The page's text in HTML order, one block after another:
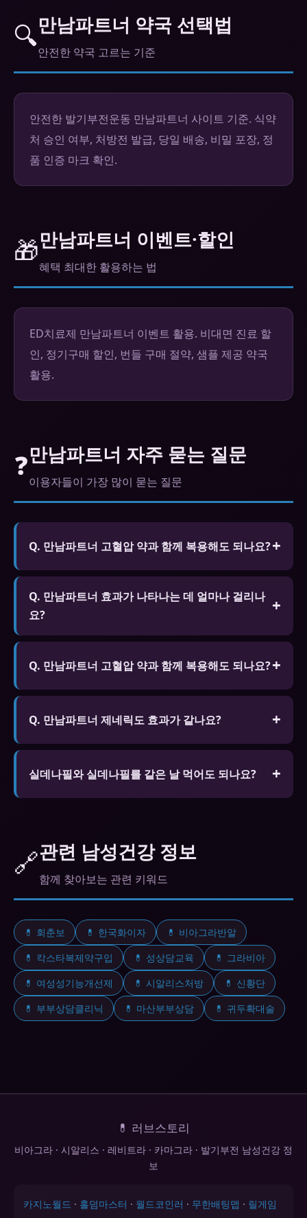
🔍만남파트너 약국 선택법
안전한 약국 고르는 기준
안전한 발기부전운동 만남파트너 사이트 기준. 식약
처 승인 여부, 처방전 발급, 당일 배송, 비밀 포장, 정
품 인증 마크 확인.
🎁만남파트너 이벤트·할인
혜택 최대한 활용하는 법
ED치료제 만남파트너 이벤트 활용. 비대면 진료 할
인, 정기구매 할인, 번들 구매 절약, 샘플 제공 약국
활용.
❓만남파트너 자주 묻는 질문
이용자들이 가장 많이 묻는 질문
Q. 만남파트너 고혈압 약과 함께 복용해도 되나요?
A. 일부 고혈압 약과 병용하면 혈압이 과도하게 낮아
질 수 있습니다. 현재 복용 중인 약물 목록을 전문가
에게 알리고 상담 후 복용하세요.
Q. 만남파트너 효과가 나타나는 데 얼마나 걸리나
요?
A. 일반적으로 복용 후 30분~1시간 후에 효과가 나타
납니다. 고지방 식사 후 복용하면 흡수가 지연될 수
Q. 만남파트너 고혈압 약과 함께 복용해도 되나요?
A. 일부 고혈압 약과 병용하면 혈압이 과도하게 낮아
질 수 있습니다. 현재 복용 중인 약물 목록을 전문가
Q. 만남파트너 제네릭도 효과가 같나요?
A. FDA나 식약처 승인을 받은 제네릭은 오리지널과
동일한 활성 성분을 포함하며 동등한 효능과 안전성
실데나필와 실데나필를 같은 날 먹어도 되나요?
🔗관련 남성건강 정보
함께 찾아보는 관련 키워드
💊 회춘보 💊 한국화이자
💊 비아그라반알
💊 칵스타복제약구입
💊 성상담교육
💊 그라비아
💊 여성성기능개선제
💊 시알리스처방
💊 신황단
💊 부부상담클리닉
💊 마산부부상담 💊 귀두확대술
💊 러브스토리
비아그라 · 시알리스 · 레비트라 · 카마그라 · 발기부전 남성건강 정
보
카지노월드 · 홀덤마스터 · 월드코인러 · 무한배팅맵 · 릴게임